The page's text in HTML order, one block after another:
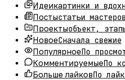
Идеикартинки и
Постыстатьи мастеров
Проектыобъект,
НовоеСначала свежие
ПопулярноеПо
КомментируемыеПо
Больше лайковПо